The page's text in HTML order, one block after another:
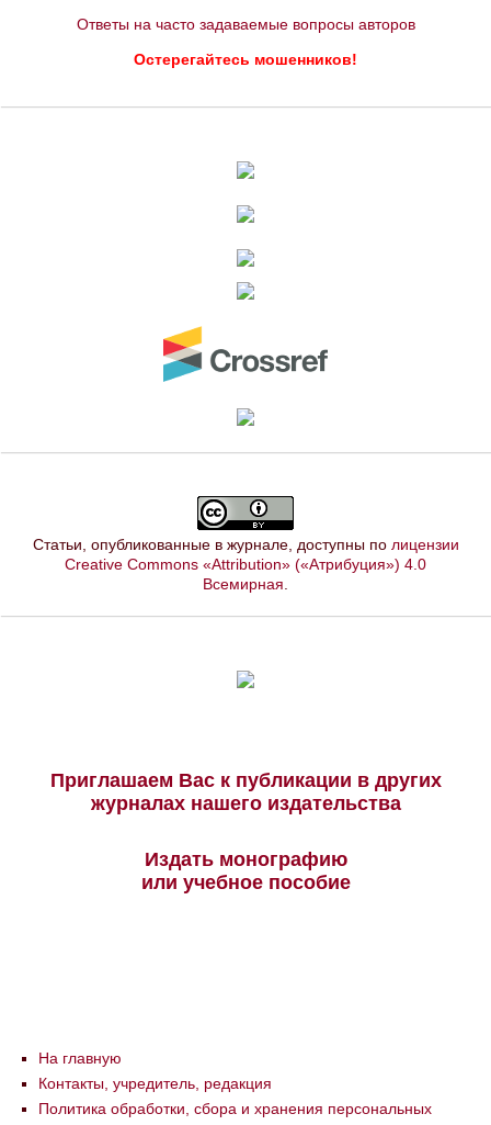
Ответы на часто задаваемые вопросы авторов
Остерегайтесь мошенников!
Статьи, опубликованные в журнале, доступны по лицензии
Creative Commons «Attribution» («Атрибуция») 4.0
Всемирная
Приглашаем Вас к публикации в других
журналах нашего издательства
Издать монографию
или учебное пособие
На главную
Контакты, учредитель, редакция
Политика обработки, сбора и хранения персональных